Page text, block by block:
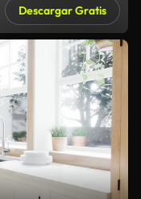
Descargar Gratis